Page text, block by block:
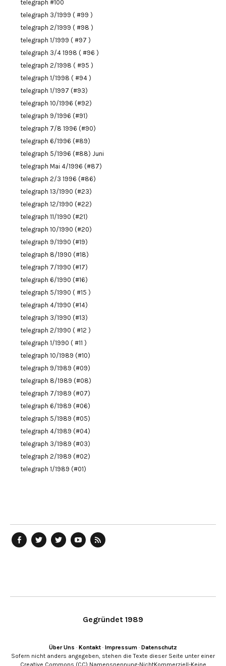
telegraph #100
telegraph 3/1999 ( #99 )
telegraph 2/1999 ( #98 )
telegraph 1/1999 ( #97 )
telegraph 3/4 1998 ( #96 )
telegraph 2/1998 ( #95 )
telegraph 1/1998 ( #94 )
telegraph 1/1997 (#93)
telegraph 10/1996 (#92)
telegraph 9/1996 (#91)
telegraph 7/8 1996 (#90)
telegraph 6/1996 (#89)
telegraph 5/1996 (#88) Juni
telegraph Mai 4/1996 (#87)
telegraph 2/3 1996 (#86)
telegraph 13/1990 (#23)
telegraph 12/1990 (#22)
telegraph 11/1990 (#21)
telegraph 10/1990 (#20)
telegraph 9/1990 (#19)
telegraph 8/1990 (#18)
telegraph 7/1990 (#17)
telegraph 6/1990 (#16)
telegraph 5/1990 ( #15 )
telegraph 4/1990 (#14)
telegraph 3/1990 (#13)
telegraph 2/1990 ( #12 )
telegraph 1/1990 ( #11 )
telegraph 10/1989 (#10)
telegraph 9/1989 (#09)
telegraph 8/1989 (#08)
telegraph 7/1989 (#07)
telegraph 6/1989 (#06)
telegraph 5/1989 (#05)
telegraph 4/1989 (#04)
telegraph 3/1989 (#03)
telegraph 2/1989 (#02)
telegraph 1/1989 (#01)
Gegründet 1989
Über Uns · Kontakt · Impressum · Datenschutz
Sofern nicht anders angegeben, stehen die Texte dieser Seite unter einer
Creative Commons (CC) Namensnennung-NichtKommerziell-Keine